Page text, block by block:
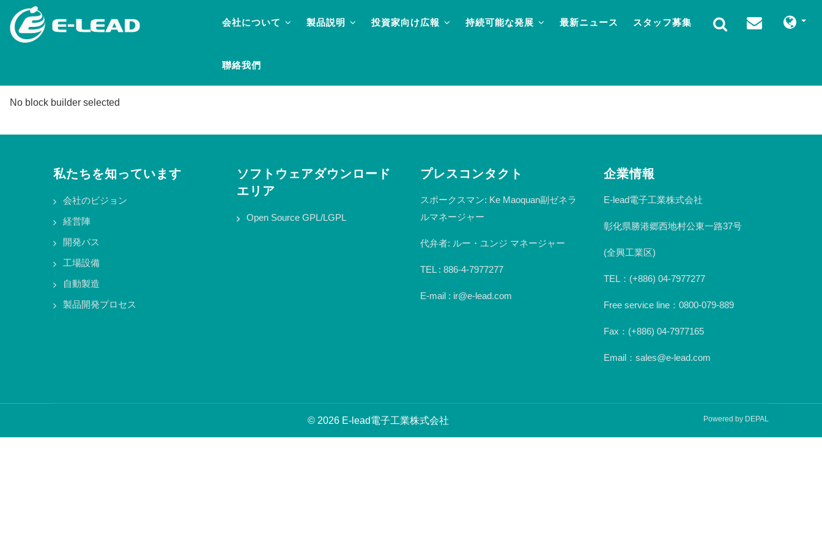
会社について 製品説明 投資家向け広報 持続可能な発展 最新ニュース スタッフ募集
聯絡我們
No block builder selected
私たちを知っています
会社のビジョン
経営陣
開発パス
工場設備
自動製造
製品開発プロセス
ソフトウェアダウンロード
エリア
Open Source GPL/LGPL
プレスコンタクト
スポークスマン: Ke Maoquan副ゼネラ
ルマネージャー
代弁者: ルー・ユンジ マネージャー
TEL : 886-4-7977277
E-mail : ir@e-lead.com
企業情報
E-lead電子工業株式会社
彰化県勝港郷西地村公東一路37号
(全興工業区)
TEL：(+886) 04-7977277
Free service line：0800-079-889
Fax：(+886) 04-7977165
Email：sales@e-lead.com
© 2026 E-lead電子工業株式会社 Powered by DEPAL